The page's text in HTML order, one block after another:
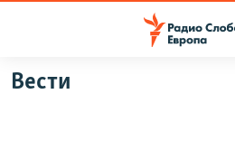
Оди
наВести